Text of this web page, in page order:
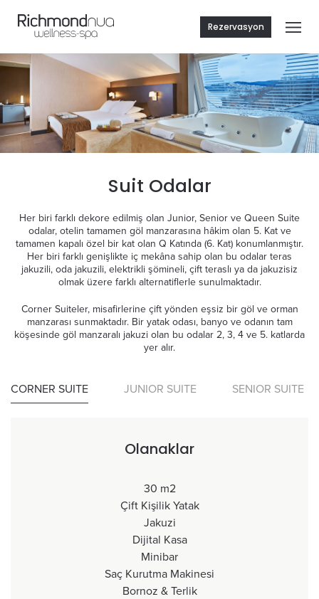
Rezervasyon
Suit Odalar
Her biri farklı dekore edilmiş olan Junior, Senior ve Queen Suite
odalar, otelin tamamen göl manzarasına hâkim olan 5. Kat ve
tamamen kapalı özel bir kat olan Q Katında (6. Kat) konumlanmıştır.
Her biri farklı genişlikte iç mekâna sahip olan bu odalar teras
jakuzili, oda jakuzili, elektrikli şömineli, çift teraslı ya da jakuzisiz
olmak üzere farklı alternatiflerle sunulmaktadır.
Corner Suiteler, misafirlerine çift yönden eşsiz bir göl ve orman
manzarası sunmaktadır. Bir yatak odası, banyo ve odanın tam
köşesinde göl manzaralı jakuzi olan bu odalar 2, 3, 4 ve 5. katlarda
yer alır.
CORNER SUITE JUNIOR SUITE SENIOR SUITE
Olanaklar
30 m2
Çift Kişilik Yatak
Jakuzi
Dijital Kasa
Minibar
Saç Kurutma Makinesi
Bornoz & Terlik